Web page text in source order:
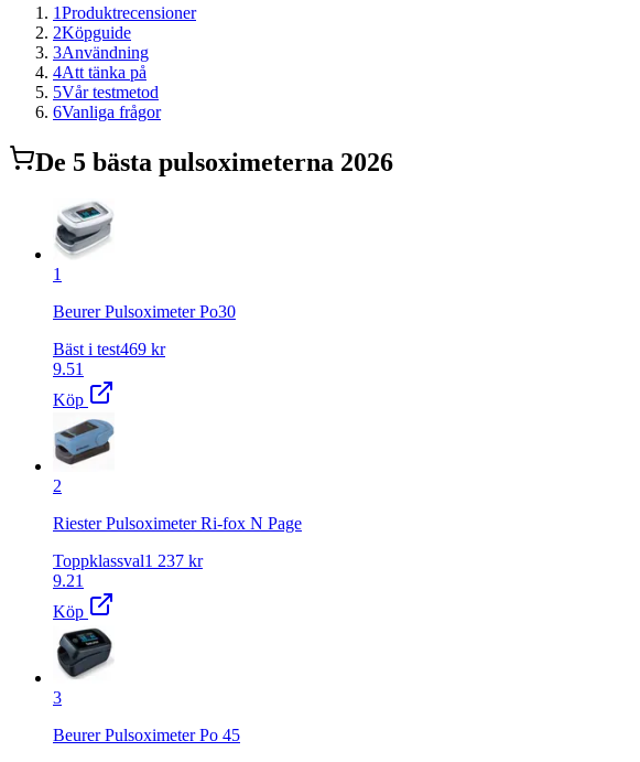
1Produktrecensioner
2Köpguide
3Användning
4Att tänka på
5Vår testmetod
6Vanliga frågor
De 5 bästa pulsoximeterna 2026
1
Beurer Pulsoximeter Po30
Bäst i test469 kr
9.51
Köp
2
Riester Pulsoximeter Ri-fox N Page
Toppklassval1 237 kr
9.21
Köp
3
Beurer Pulsoximeter Po 45